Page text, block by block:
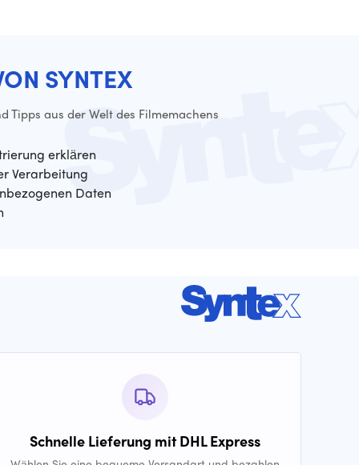
SYNTEX
Tipps aus der Welt des Filmemachens
erklären
Verarbeitung
Daten
Schnelle Lieferung mit DHL Express